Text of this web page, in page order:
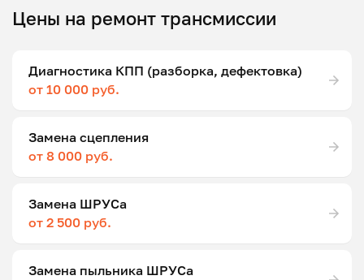
Цены на ремонт трансмиссии
Диагностика КПП (разборка, дефектовка)
от 10 000 руб.
Замена сцепления
от 8 000 руб.
Замена ШРУСа
от 2 500 руб.
Замена пыльника ШРУСа